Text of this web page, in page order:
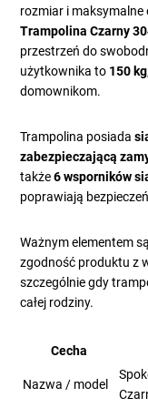
rozmiar i
Trampolina Czarny
przestrzeń do
użytkownika to 150 kg
domownikom.
Trampolina posiada
zabezpieczającą
także6 wsporników
poprawiają
Ważnym elementem
zgodność produktu z
szczególnie gdy
całej rodziny.
Cecha
Nazwa / model